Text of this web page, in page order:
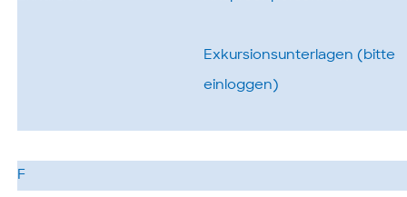
Exkursionsunterlagen (bitte
einloggen)
F